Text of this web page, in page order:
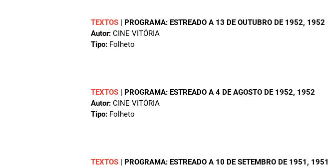
TEXTOS | PROGRAMA: ESTREADO A 13 DE OUTUBRO DE 1952, 1952
Autor: CINE VITÓRIA
Tipo: Folheto
TEXTOS | PROGRAMA: ESTREADO A 4 DE AGOSTO DE 1952, 1952
Autor: CINE VITÓRIA
Tipo: Folheto
TEXTOS | PROGRAMA: ESTREADO A 10 DE SETEMBRO DE 1951 , 1951